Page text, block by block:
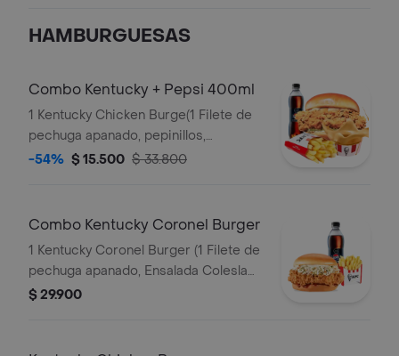
HAMBURGUESAS
Combo Kentucky + Pepsi 400ml
1 Kentucky Chicken Burge(1 Filete de
pechuga apanado, pepinillos,
mayonesa premium y mantequilla) + 1
-54% $ 15.500 $ 33.800
Combo Kentucky Coronel Burger
1 Kentucky Coronel Burger (1 Filete de
pechuga apanado, Ensalada Coleslaw,
BBQ y mantequilla) + 1 Papa Pequeña
$ 29.900